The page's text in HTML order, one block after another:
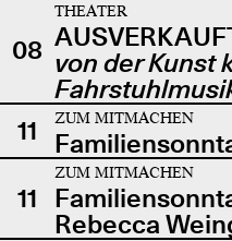
08
THEATER
von der Kunst
11
ZUM MITMACHEN
11
ZUM MITMACHEN
Rebecca